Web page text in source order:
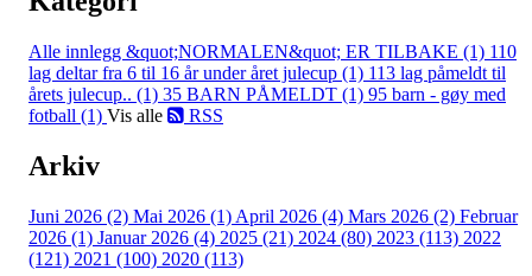
Alle innlegg &quot;NORMALEN&quot; ER TILBAKE (1) 110
lag deltar fra 6 til 16 år under året julecup (1) 113 lag påmeldt til
årets julecup.. (1) 35 BARN PÅMELDT (1) 95 barn - gøy med
fotball (1) Vis alle RSS
Arkiv
Juni 2026 (2) Mai 2026 (1) April 2026 (4) Mars 2026 (2) Februar
2026 (1) Januar 2026 (4) 2025 (21) 2024 (80) 2023 (113) 2022
(121) 2021 (100) 2020 (113)